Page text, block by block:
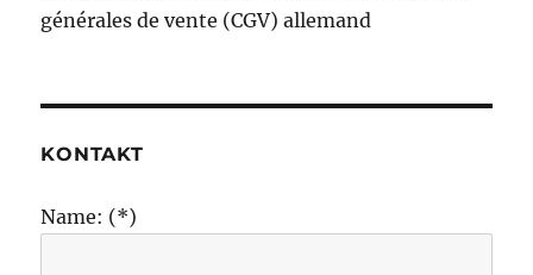
générales de vente (CGV) allemand
KONTAKT
Name: (*)